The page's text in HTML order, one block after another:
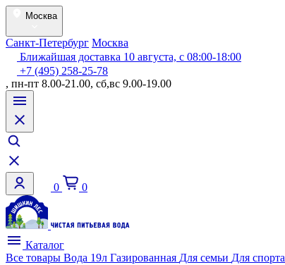
Москва
Санкт-Петербург Москва
Ближайшая доставка 10 августа, с 08:00-18:00
+7 (495) 258-25-78
, пн-пт 8.00-21.00, сб,вс 9.00-19.00
0 0
Каталог
Все товары Вода 19л Газированная Для семьи Для спорта